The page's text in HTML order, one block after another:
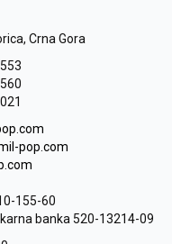
Crna Gora
pop.com
155-60
banka 520-13214-09